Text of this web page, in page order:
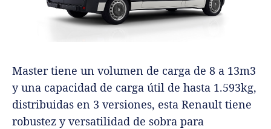
Master tiene un volumen de carga de 8 a 13m3
y una capacidad de carga útil de hasta 1.593kg,
distribuidas en 3 versiones, esta Renault tiene
robustez y versatilidad de sobra para